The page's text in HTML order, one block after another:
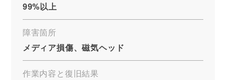
99%以上
障害箇所
メディア損傷、磁気ヘッド
作業内容と復旧結果